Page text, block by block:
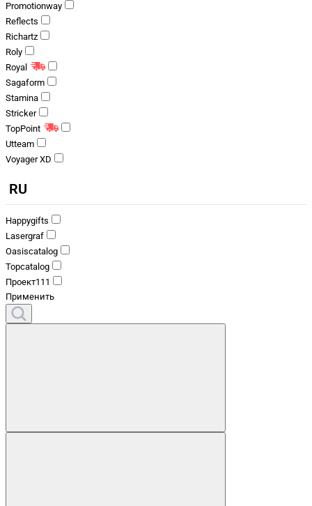
Promotionway
Reflects
Richartz
Roly
Royal
Sagaform
Stamina
Stricker
TopPoint
Utteam
Voyager XD
RU
Happygifts
Lasergraf
Oasiscatalog
Topcatalog
Проект111
Применить